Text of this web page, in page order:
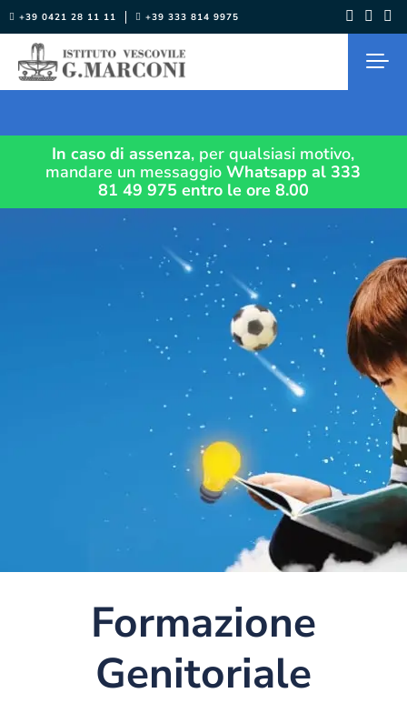
Salta
al
contenuto
+39 0421 28 11 11 +39 333 814 9975
In caso di assenza, per qualsiasi motivo,
mandare un messaggioWhatsapp al 333
81 49 975 entro le ore 8.00
Formazione
Genitoriale